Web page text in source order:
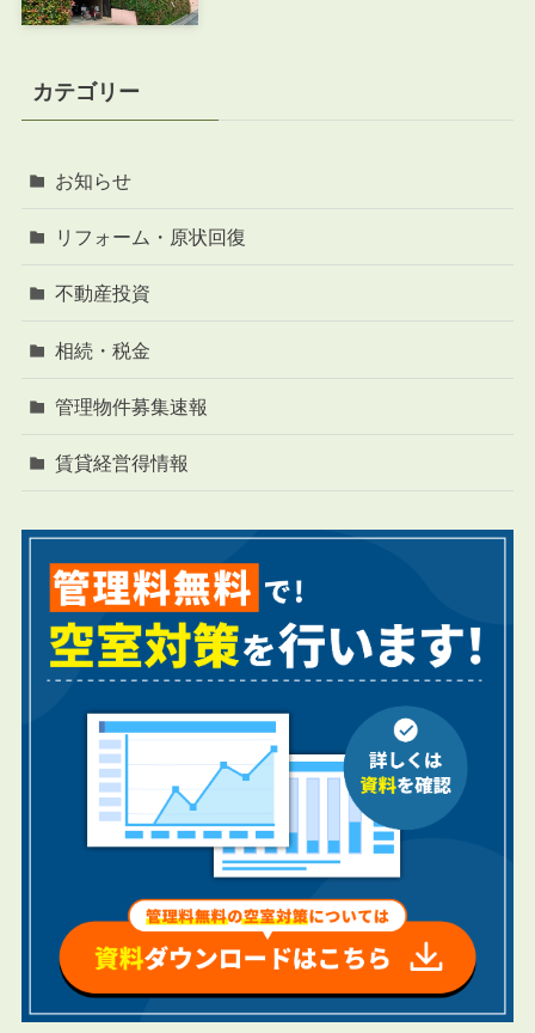
カテゴリー
お知らせ
リフォーム・原状回復
不動産投資
相続・税金
管理物件募集速報
賃貸経営得情報